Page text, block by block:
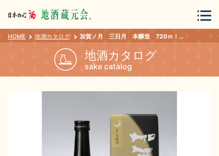
会員登録 ログイン
HOME 地酒カタログ 加賀ノ月 三日月 本醸造 720ｍｌ 箱入り
地酒カタログ
sake catalog